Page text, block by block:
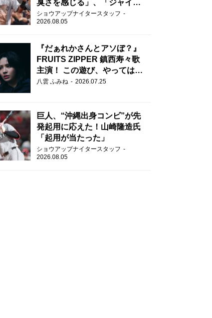
臭さを感じる」、「ジャイア
ンツには少ないタイプ」
ショウアップナイタースタッフ
2026.08.05
『だぁれかさんとアソぼ？』
FRUITS ZIPPER 鎮西寿々歌
主演！ この遊び、やってはい
けません。
八雲 ふみね 2026.07.25
巨人、“沖縄出身コンビ”が先
発起用に応えた！山崎隆造氏
「起用が当たった」
ショウアップナイタースタッフ
2026.08.05